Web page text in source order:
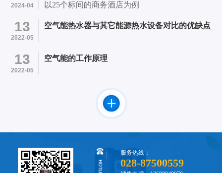
2024-04
以25个标间的商务酒店为例
13
2022-05
空气能热水器与其它能源热水设备对比的优缺点
13
2022-05
空气能的工作原理
服务热线：
028-87500559